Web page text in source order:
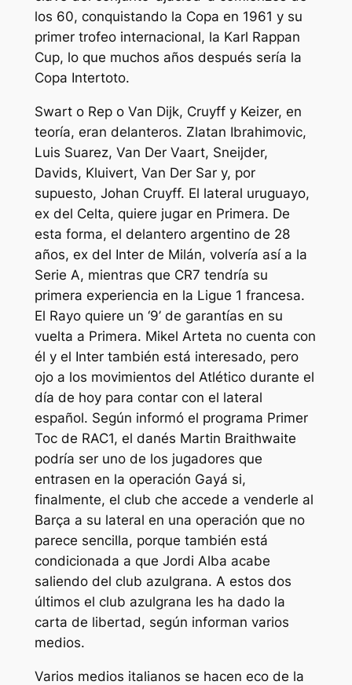
los 60, conquistando la Copa en 1961 y su
primer trofeo internacional, la Karl Rappan
Cup, lo que muchos años después sería la
Copa Intertoto.
Swart o Rep o Van Dijk, Cruyff y Keizer, en
teoría, eran delanteros. Zlatan Ibrahimovic,
Luis Suarez, Van Der Vaart, Sneijder,
Davids, Kluivert, Van Der Sar y, por
supuesto, Johan Cruyff. El lateral uruguayo,
ex del Celta, quiere jugar en Primera. De
esta forma, el delantero argentino de 28
años, ex del Inter de Milán, volvería así a la
Serie A, mientras que CR7 tendría su
primera experiencia en la Ligue 1 francesa.
El Rayo quiere un ‘9’ de garantías en su
vuelta a Primera. Mikel Arteta no cuenta con
él y el Inter también está interesado, pero
ojo a los movimientos del Atlético durante el
día de hoy para contar con el lateral
español. Según informó el programa Primer
Toc de RAC1, el danés Martin Braithwaite
podría ser uno de los jugadores que
entrasen en la operación Gayá si,
finalmente, el club che accede a venderle al
Barça a su lateral en una operación que no
parece sencilla, porque también está
condicionada a que Jordi Alba acabe
saliendo del club azulgrana. A estos dos
últimos el club azulgrana les ha dado la
carta de libertad, según informan varios
medios.
Varios medios italianos se hacen eco de la